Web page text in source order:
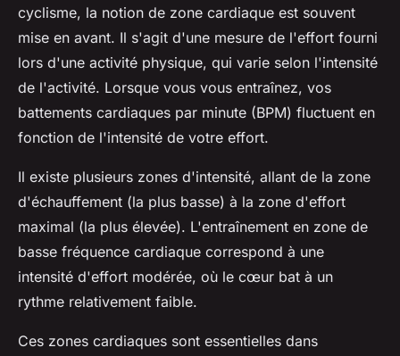
cyclisme, la notion de zone cardiaque est souvent
mise en avant. Il s'agit d'une mesure de l'effort fourni
lors d'une activité physique, qui varie selon l'intensité
de l'activité. Lorsque vous vous entraînez, vos
battements cardiaques par minute (BPM) fluctuent en
fonction de l'intensité de votre effort.
Il existe plusieurs zones d'intensité, allant de la zone
d'échauffement (la plus basse) à la zone d'effort
maximal (la plus élevée). L'entraînement en zone de
basse fréquence cardiaque correspond à une
intensité d'effort modérée, où le cœur bat à un
rythme relativement faible.
Ces zones cardiaques sont essentielles dans